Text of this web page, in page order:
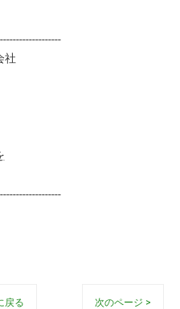
社
戻る 次のページ >